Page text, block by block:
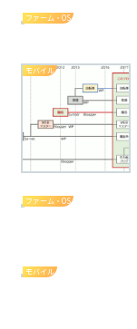
ファーム・OS
モバイル
ファーム・OS
モバイル